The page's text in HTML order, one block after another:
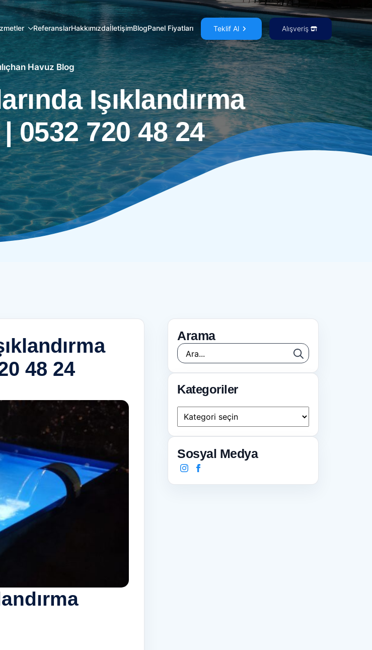
ReferanslarHakkımızdaİletişimBlogPanel Fiyatları Teklif Al Alışveriş
Havuz Blog
Işıklandırma
720 48 24
48 24
Arama
Search
for:
Kategoriler
Kategoriler
Sosyal Medya